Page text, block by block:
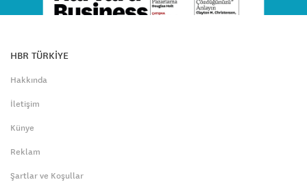
HBR TÜRKİYE
Hakkında
İletişim
Künye
Reklam
Şartlar ve Koşullar